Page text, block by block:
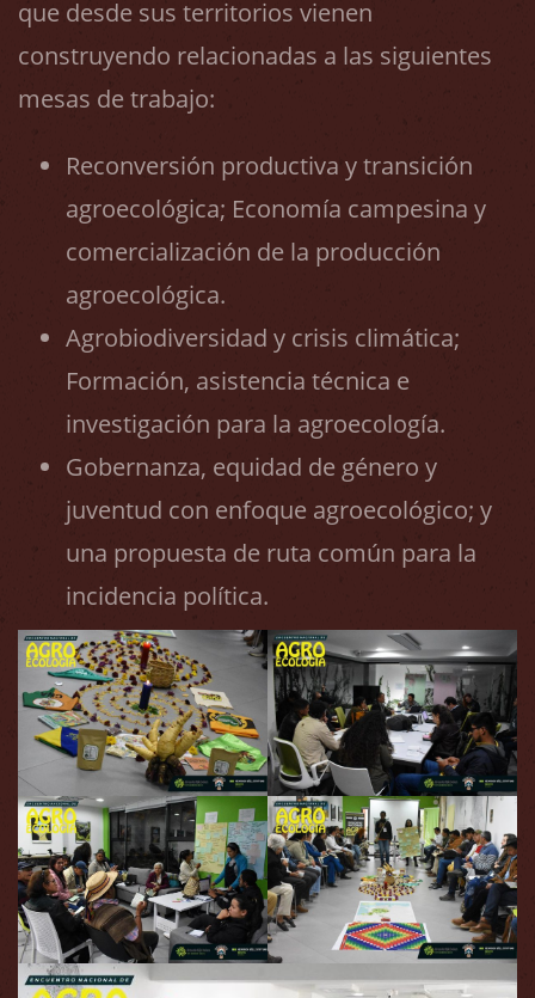
que desde sus territorios vienen
construyendo relacionadas a las siguientes
mesas de trabajo:
Reconversión productiva y transición
agroecológica; Economía campesina y
comercialización de la producción
agroecológica.
Agrobiodiversidad y crisis climática;
Formación, asistencia técnica e
investigación para la agroecología.
Gobernanza, equidad de género y
juventud con enfoque agroecológico; y
una propuesta de ruta común para la
incidencia política.